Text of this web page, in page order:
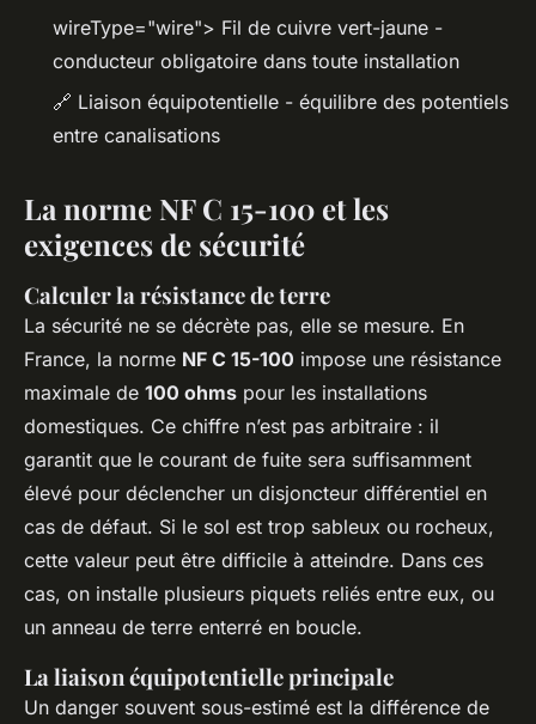
wireType="wire"> Fil de cuivre vert-jaune -
conducteur obligatoire dans toute installation
🔗 Liaison équipotentielle - équilibre des potentiels
entre canalisations
La norme NF C 15-100 et les
exigences de sécurité
Calculer la résistance de terre
La sécurité ne se décrète pas, elle se mesure. En
France, la norme NF C 15-100 impose une résistance
maximale de 100 ohms pour les installations
domestiques. Ce chiffre n’est pas arbitraire : il
garantit que le courant de fuite sera suffisamment
élevé pour déclencher un disjoncteur différentiel en
cas de défaut. Si le sol est trop sableux ou rocheux,
cette valeur peut être difficile à atteindre. Dans ces
cas, on installe plusieurs piquets reliés entre eux, ou
un anneau de terre enterré en boucle.
La liaison équipotentielle principale
Un danger souvent sous-estimé est la différence de